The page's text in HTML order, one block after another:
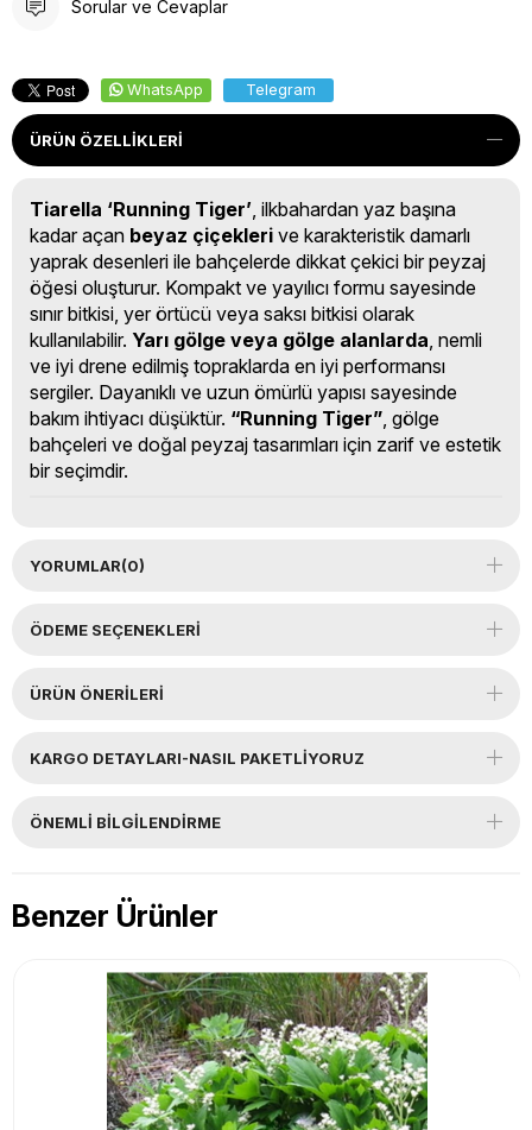
Sorular ve Cevaplar
WhatsApp Telegram
ÜRÜN ÖZELLIKLERI
Tiarella ‘Running Tiger’ , ilkbahardan yaz başına
kadar açan beyaz çiçekleri ve karakteristik damarlı
yaprak desenleri ile bahçelerde dikkat çekici bir peyzaj
öğesi oluşturur. Kompakt ve yayılıcı formu sayesinde
sınır bitkisi, yer örtücü veya saksı bitkisi olarak
kullanılabilir. Yarı gölge veya gölge alanlarda , nemli
ve iyi drene edilmiş topraklarda en iyi performansı
sergiler. Dayanıklı ve uzun ömürlü yapısı sayesinde
bakım ihtiyacı düşüktür. “Running Tiger” , gölge
bahçeleri ve doğal peyzaj tasarımları için zarif ve estetik
bir seçimdir.
YORUMLAR(0)
ÖDEME SEÇENEKLERI
ÜRÜN ÖNERILERI
KARGO DETAYLARI-NASIL PAKETLİYORUZ
ÖNEMLI BILGILENDIRME
Benzer Ürünler